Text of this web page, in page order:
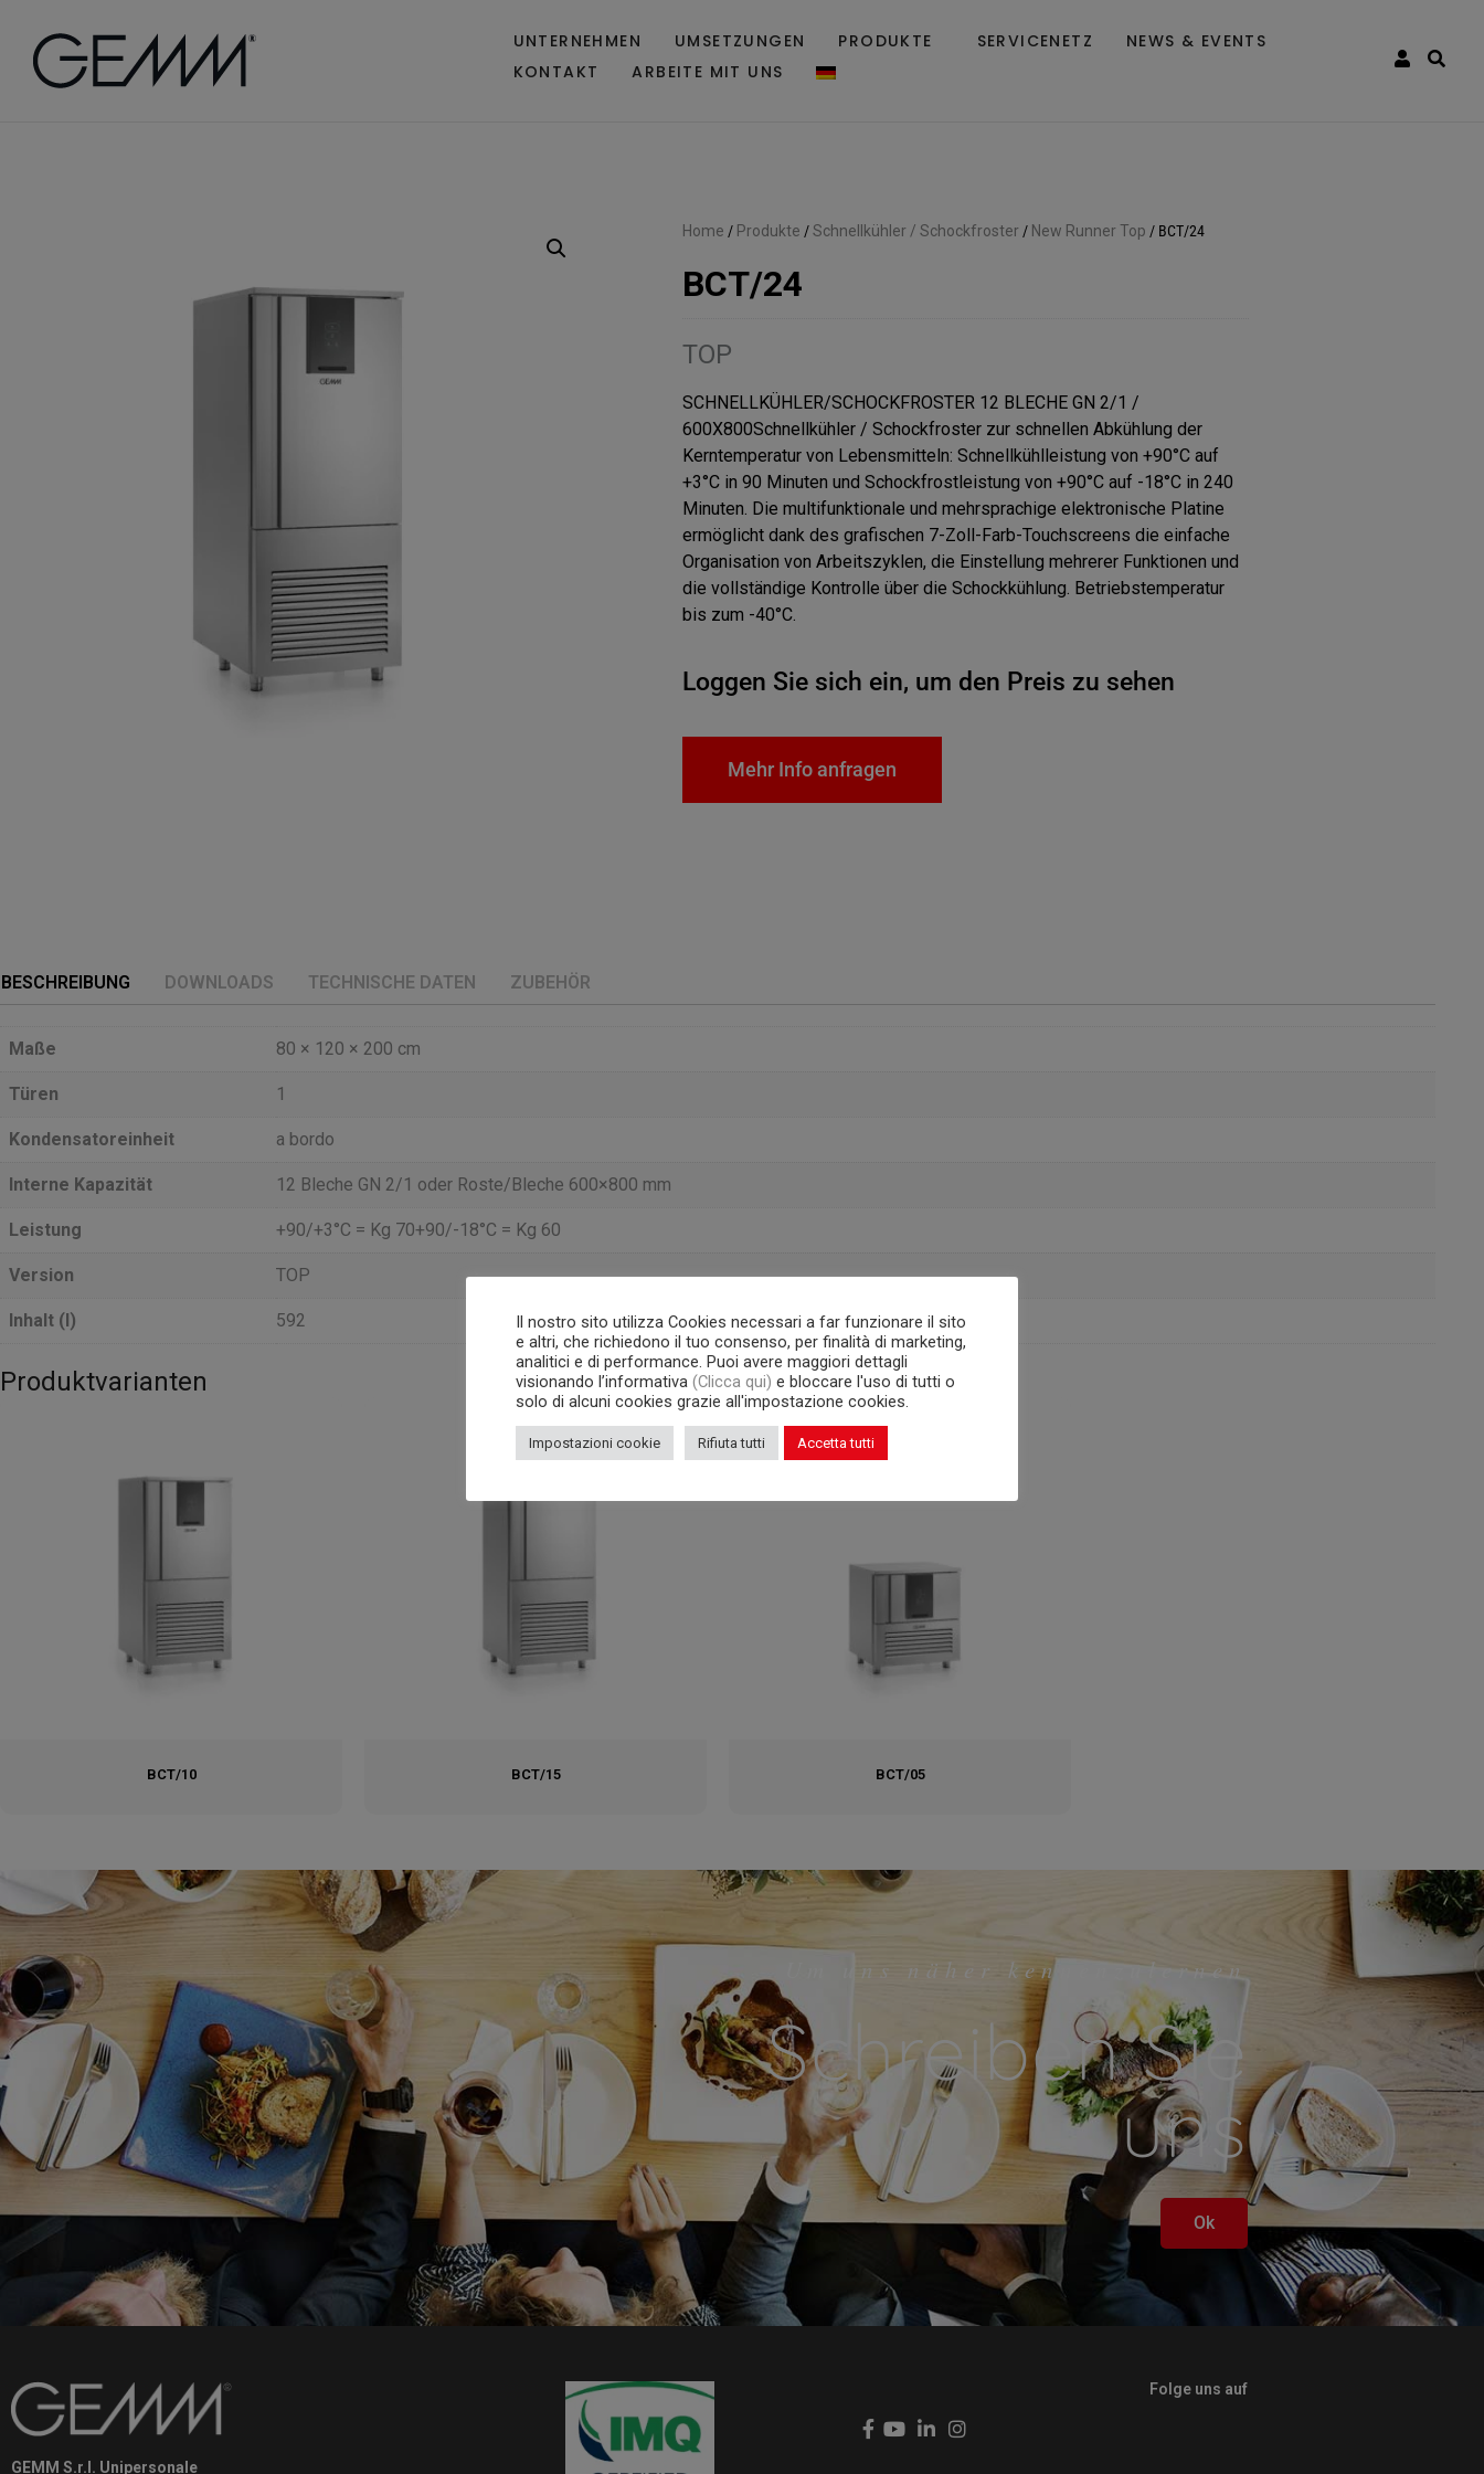
UNTERNEHMEN UMSETZUNGEN PRODUKTE SERVICENETZ
NEWS & EVENTS
KONTAKT
ARBEITE MIT UNS
Home / Produkte /Schnellkühler / Schockfroster / New Runner Top / BCT/24
BCT/24
TOP
SCHNELLKÜHLER/SCHOCKFROSTER 12 BLECHE GN 2/1 /
600X800Schnellkühler / Schockfroster zur schnellen Abkühlung der
Kerntemperatur von Lebensmitteln: Schnellkühlleistung von +90°C auf
+3°C in 90 Minuten und Schockfrostleistung von +90°C auf -18°C in 240
Minuten. Die multifunktionale und mehrsprachige elektronische Platine
ermöglicht dank des grafischen 7-Zoll-Farb-Touchscreens die einfache
Organisation von Arbeitszyklen, die Einstellung mehrerer Funktionen und
die vollständige Kontrolle über die Schockkühlung. Betriebstemperatur
bis zum -40°C.
Loggen Sie sich ein, um den Preis zu sehen
Mehr Info anfragen
BESCHREIBUNG DOWNLOADS TECHNISCHE DATEN ZUBEHÖR
Maße 80 × 120 × 200 cm
Türen 1
Kondensatoreinheit a bordo
Interne Kapazität 12 Bleche GN 2/1 oder Roste/Bleche 600×800 mm
Leistung +90/+3°C = Kg 70+90/-18°C = Kg 60
Version TOP
Inhalt (l) 592
Produktvarianten
BCT/10 BCT/15 BCT/05
Um uns näher kennenzulernen
Schreiben Sie
uns
Ok
GEMM S.r.l. Unipersonale
Folge uns auf
Il nostro sito utilizza Cookies necessari a far funzionare il sito
e altri, che richiedono il tuo consenso, per finalità di marketing,
analitici e di performance. Puoi avere maggiori dettagli
visionando l’informativa (Clicca qui) e bloccare l'uso di tutti o
solo di alcuni cookies grazie all'impostazione cookies.
Impostazioni cookie Rifiuta tutti Accetta tutti